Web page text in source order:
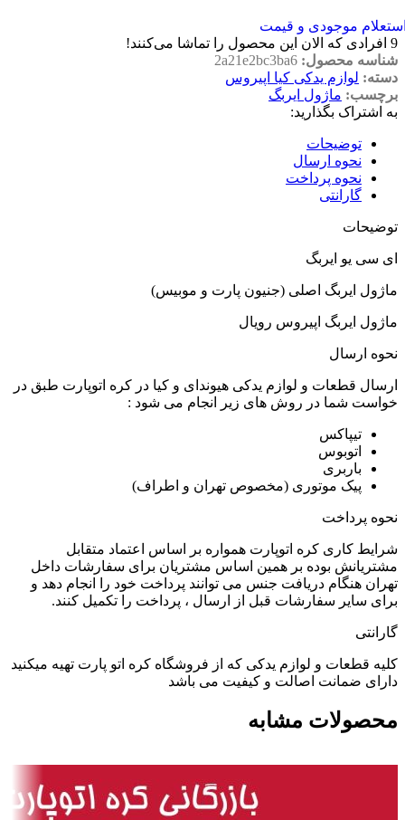
موجودی و قیمت
9 افرادی که الان این محصول را تماشا می‌کنند!
شناسه محصول: 2a21e2bc3ba6
دسته: لوازم یدکی کیا اپیروس
برچسب: ماژول ایربگ
به اشتراک بگذارید:
توضیحات
نحوه ارسال
نحوه پرداخت
گارانتی
توضیحات
ای سی یو ایربگ
ماژول ایربگ اصلی (جنیون پارت و موبیس)
ماژول ایربگ اپیروس رویال
نحوه ارسال
ارسال قطعات و لوازم یدکی هیوندای و کیا در کره اتوپارت طبق در
خواست شما در روش های زیر انجام می شود :
تیپاکس
اتوبوس
باربری
پیک موتوری (مخصوص تهران و اطراف)
نحوه پرداخت
شرایط کاری کره اتوپارت همواره بر اساس اعتماد متقابل
مشتریانش بوده بر همین اساس مشتریان برای سفارشات داخل
تهران هنگام دریافت جنس می توانند پرداخت خود را انجام دهد و
برای سایر سفارشات قبل از ارسال ، پرداخت را تکمیل کنند.
گارانتی
کلیه قطعات و لوازم یدکی که از فروشگاه کره اتو پارت تهیه میکنید
دارای ضمانت اصالت و کیفیت می باشد
محصولات مشابه